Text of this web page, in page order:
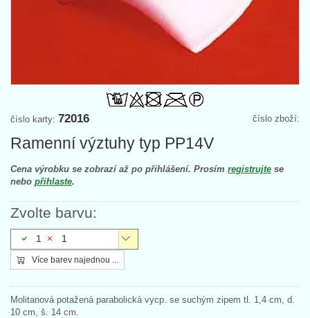
číslo zboží:
číslo karty: 72016
Ramenní výztuhy typ PP14V
Cena výrobku se zobrazí až po přihlášení. Prosím registrujte se
nebo přihlaste.
Zvolte barvu:
1 1
Více barev najednou ...
Molitanová potažená parabolická vycp. se suchým zipem tl. 1,4 cm, d.
10 cm, š. 14 cm.